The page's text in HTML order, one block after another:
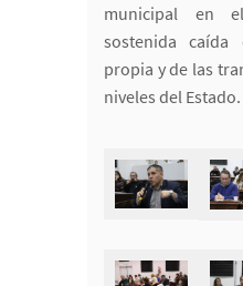
municipal en
sostenida caída
propia y de las
niveles del Estado.